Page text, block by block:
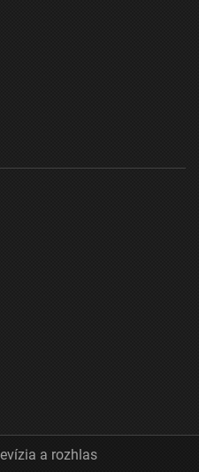
a rozhlas